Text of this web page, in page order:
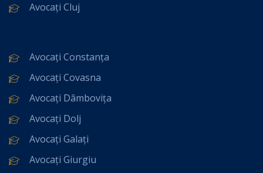
Avocați Cluj
Avocați Constanța
Avocați Covasna
Avocați Dâmbovița
Avocați Dolj
Avocați Galați
Avocați Giurgiu